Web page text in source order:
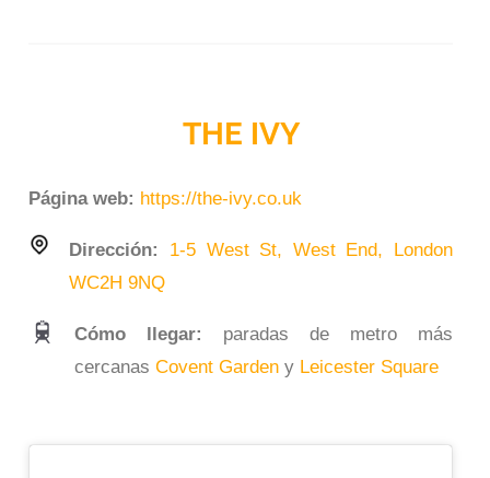
THE IVY
Página web: https://the-ivy.co.uk
Dirección: 1-5 West St, West End, London
WC2H 9NQ
Cómo llegar:
paradas de metro más
cercanasCovent Garden y Leicester Square